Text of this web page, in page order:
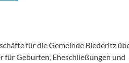
für die Gemeinde Biederitz
Geburten, Eheschließungen und